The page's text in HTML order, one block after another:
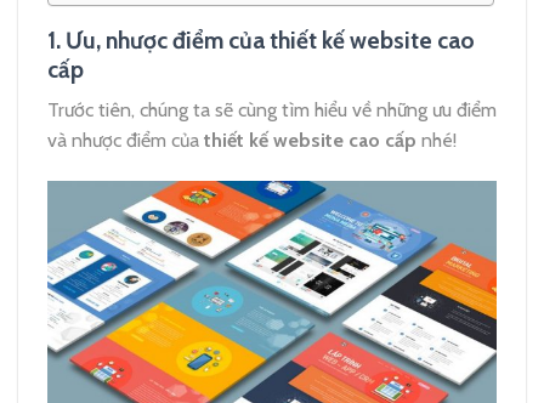
1. Ưu, nhược điểm của thiết kế website cao
cấp
Trước tiên, chúng ta sẽ cùng tìm hiểu về những ưu điểm
và nhược điểm của thiết kế website cao cấp nhé!